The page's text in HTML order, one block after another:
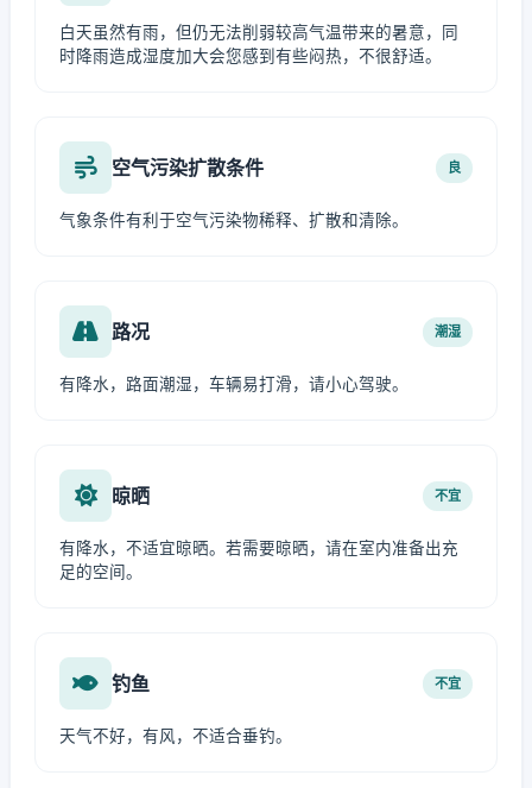
白天虽然有雨，但仍无法削弱较高气温带来的暑意，同
时降雨造成湿度加大会您感到有些闷热，不很舒适。
空气污染扩散条件 良
气象条件有利于空气污染物稀释、扩散和清除。
路况 潮湿
有降水，路面潮湿，车辆易打滑，请小心驾驶。
晾晒 不宜
有降水，不适宜晾晒。若需要晾晒，请在室内准备出充
足的空间。
钓鱼 不宜
天气不好，有风，不适合垂钓。